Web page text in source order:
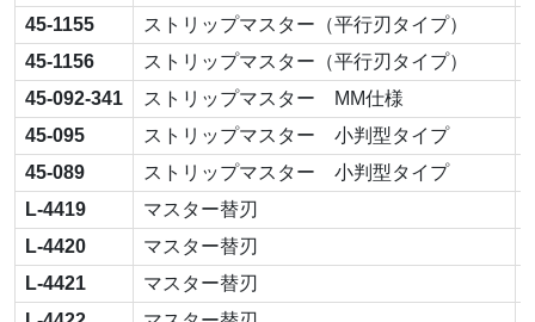
45-1155
ストリップマスター（平行刃タイプ）
45-1156
ストリップマスター（平行刃タイプ）
45-092-341
ストリップマスター MM仕様
45-095
ストリップマスター 小判型タイプ
45-089
ストリップマスター 小判型タイプ
L-4419
マスター替刃
L-4420
マスター替刃
L-4421
マスター替刃